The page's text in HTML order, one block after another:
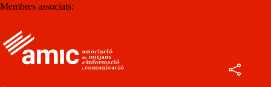
Membres associats: